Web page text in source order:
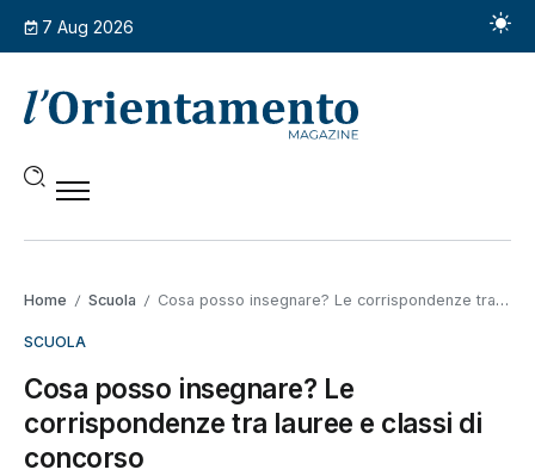
7 Aug 2026
Home / Scuola / Cosa posso insegnare? Le corrispondenze tra lauree e classi di concorso
SCUOLA
Cosa posso insegnare? Le
corrispondenze tra lauree e classi di
concorso